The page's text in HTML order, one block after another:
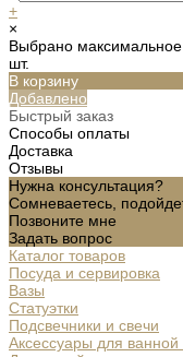
+
×
Выбрано максимальное
шт.
В корзину
Добавлено
Быстрый заказ
Способы оплаты
Доставка
Отзывы
Нужна консультация?
Сомневаетесь,
Позвоните мне
Задать вопрос
Каталог товаров
Посуда и сервировка
Вазы
Статуэтки
Подсвечники и свечи
Аксессуары для